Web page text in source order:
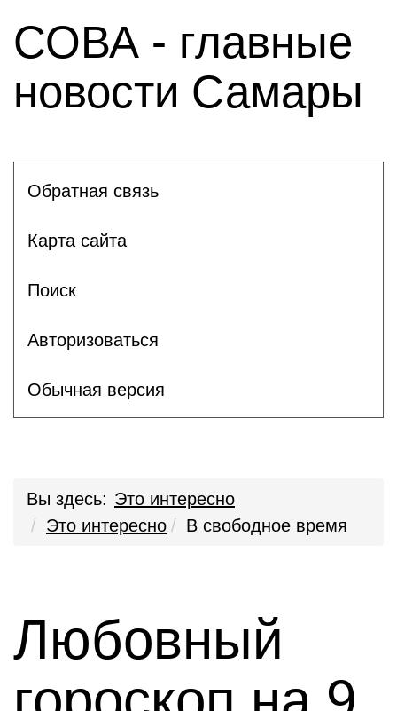
СОВА - главные
новости Самары
Обратная связь
Карта сайта
Поиск
Авторизоваться
Обычная версия
Вы здесь: Это интересно
Это интересно
В свободное время
Любовный